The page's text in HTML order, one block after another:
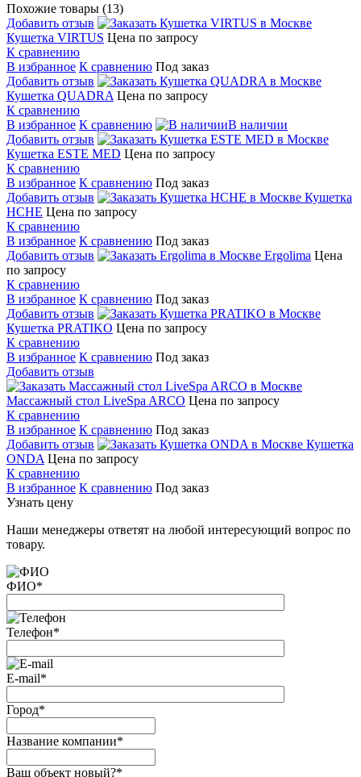
Похожие товары (13)
Добавить отзыв
Кушетка VIRTUS Цена по запросу
К сравнению
В избранное К сравнению Под заказ
Добавить отзыв
Кушетка QUADRA Цена по запросу
К сравнению
В избранное К сравнению
В наличии
Добавить отзыв
Кушетка ESTE MED Цена по запросу
К сравнению
В избранное К сравнению Под заказ
Добавить отзыв
Кушетка
HCHE Цена по запросу
К сравнению
В избранное К сравнению Под заказ
Добавить отзыв
Ergolima Цена
по запросу
К сравнению
В избранное К сравнению Под заказ
Добавить отзыв
Кушетка PRATIKO Цена по запросу
К сравнению
В избранное К сравнению Под заказ
Добавить отзыв
Массажный стол LiveSpa ARCO Цена по запросу
К сравнению
В избранное К сравнению Под заказ
Добавить отзыв
Кушетка
ONDA Цена по запросу
К сравнению
В избранное К сравнению Под заказ
Узнать цену
Наши менеджеры ответят на любой интересующий вопрос по
товару.
ФИО*
Телефон*
E-mail*
Город*
Название компании*
Ваш объект новый?*